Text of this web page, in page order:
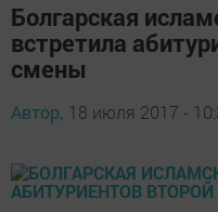
Болгарская
встретила
смены
Автор, 18 июля 2017 -